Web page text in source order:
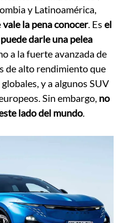
y Latinoamérica,
vale la pena conocer. Es el
darle una pelea
a la fuerte avanzada de
de alto rendimiento que
y a algunos SUV
Sin embargo, no
lado del mundo.